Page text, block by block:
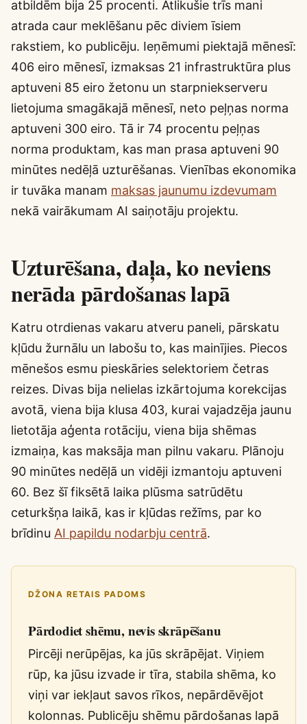
atbildēm bija 25 procenti. Atlikušie trīs mani
atrada caur meklēšanu pēc diviem īsiem
rakstiem, ko publicēju. Ieņēmumi piektajā mēnesī:
406 eiro mēnesī, izmaksas 21 infrastruktūra plus
aptuveni 85 eiro žetonu un starpniekserveru
lietojuma smagākajā mēnesī, neto peļņas norma
aptuveni 300 eiro. Tā ir 74 procentu peļņas
norma produktam, kas man prasa aptuveni 90
minūtes nedēļā uzturēšanas. Vienības ekonomika
ir tuvāka manam maksas jaunumu izdevumam
nekā vairākumam AI saiņotāju projektu.
Uzturēšana, daļa, ko neviens
nerāda pārdošanas lapā
Katru otrdienas vakaru atveru paneli, pārskatu
kļūdu žurnālu un labošu to, kas mainījies. Piecos
mēnešos esmu pieskāries selektoriem četras
reizes. Divas bija nelielas izkārtojuma korekcijas
avotā, viena bija klusa 403, kurai vajadzēja jaunu
lietotāja aģenta rotāciju, viena bija shēmas
izmaiņa, kas maksāja man pilnu vakaru. Plānoju
90 minūtes nedēļā un vidēji izmantoju aptuveni
60. Bez šī fiksētā laika plūsma satrūdētu
ceturkšņa laikā, kas ir kļūdas režīms, par ko
brīdinu AI papildu nodarbju centrā.
DŽONA RETAIS PADOMS
Pārdodiet shēmu, nevis skrāpēšanu
Pircēji nerūpējas, ka jūs skrāpējat. Viņiem
rūp, ka jūsu izvade ir tīra, stabila shēma, ko
viņi var iekļaut savos rīkos, nepārdēvējot
kolonnas. Publicēju shēmu pārdošanas lapā